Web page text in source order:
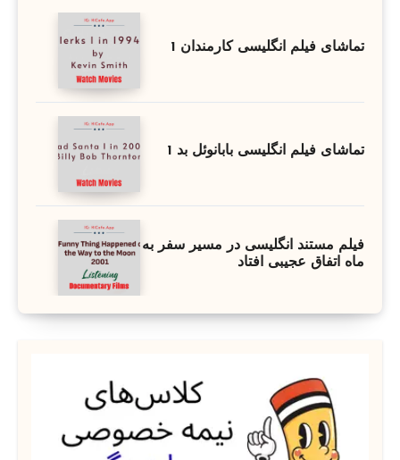
تماشای فیلم انگلیسی کارمندان 1
تماشای فیلم انگلیسی بابانوئل بد 1
فیلم مستند انگلیسی در مسیر سفر به
ماه اتفاق عجیبی افتاد